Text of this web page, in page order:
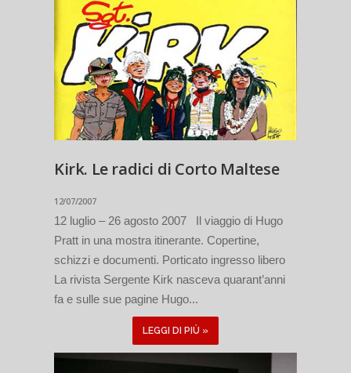
Kirk. Le radici di Corto Maltese
12/07/2007
12 luglio – 26 agosto 2007 Il viaggio di Hugo
Pratt in una mostra itinerante. Copertine,
schizzi e documenti. Porticato ingresso libero
La rivista Sergente Kirk nasceva quarant’anni
fa e sulle sue pagine Hugo...
LEGGI DI PIÙ »